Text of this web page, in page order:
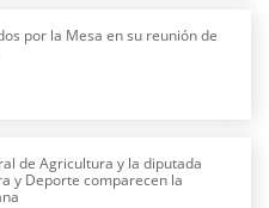
por la Mesa en su reunión de
de Agricultura y la diputada
y Deporte comparecen la